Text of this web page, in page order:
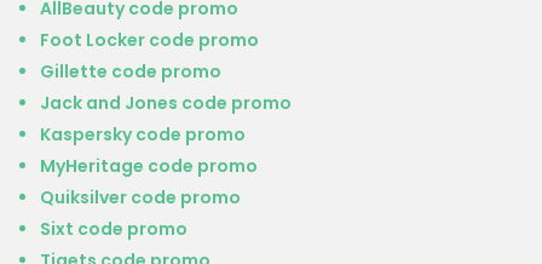
AllBeauty code promo
Foot Locker code promo
Gillette code promo
Jack and Jones code promo
Kaspersky code promo
MyHeritage code promo
Quiksilver code promo
Sixt code promo